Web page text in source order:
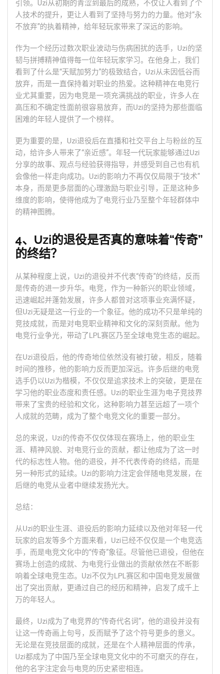
引领。Uzi从初期的青涩到最后的成熟，不仅让人看到了个
人技术的提升，更让人看到了坚持与努力的力量。他对“永
不放弃”的执着精神，给年轻玩家带来了深远的影响。
作为一个经历过数次职业波动与伤病困扰的选手，Uzi的坚
韧与拼搏精神值得每一位年轻玩家学习。在他身上，我们
看到了什么是“天赋加努力”的极致结合，Uzi从未因低谷而
放弃，而是一直保持着对职业的热爱。这种精神在电竞行
业尤其重要，因为电竞是一项充满挑战的职业，许多人在
高压和不确定性面前很容易放弃，而Uzi的坚持为那些面临
困难的年轻人提供了一个榜样。
更为重要的是，Uzi退役后在直播和社交平台上与粉丝的互
动，给许多人带来了“亲近感”。年轻一代玩家能够通过Uzi
分享的故事、观点与经验获得指导，并感受到自己也有机
会像他一样走向成功。Uzi的影响力不再仅仅局限于“技术”
本身，而是更多层面的心理激励与职业引导，正是这种多
维度的影响，使得他成为了电竞行业乃至整个年轻群体中
的精神图腾。
4、Uzi的退役是否真的意味着“传奇”
的终结？
从某种程度上说，Uzi的退役并不代表“传奇”的终结，反而
是传奇的进一步升华。电竞，作为一种新兴的职业领域，
迅速崛起并蓬勃发展，许多人都曾对这项事业充满怀疑，
但Uzi无疑是这一行业的一个象征。他的成功不只是单纯的
竞技成就，而是对电竞职业精神和文化的深刻贡献。他为
电竞行业争光，带动了LPL赛区乃至全球电竞生态的崛起。
在Uzi退役后，他的传奇地位依然没有被打破，相反，随着
时间的推移，他的影响力反而更加深远。许多后继的电竞
选手仍以Uzi为楷模，不仅仅是追求技术上的突破，更是在
学习他的职业态度和责任感。Uzi的职业生涯为电子竞技界
带来了宝贵的经验和文化，这种影响力甚至远超了一项个
人成就的范畴，成为了整个电竞文化的重要一部分。
总的来说，Uzi的传奇不仅仅体现在赛场上，他的职业生
涯、精神风貌、对电竞行业的贡献，都让他成为了这一时
代的标志性人物。他的退役，并不代表传奇的终结，而是
另一种形式的延续。Uzi的影响力注定会伴随电竞发展，在
后继的电竞从业者中继续发扬光大。
总结：
从Uzi的职业生涯、退役后的影响力延续以及他对年轻一代
玩家的启发等多个方面来看，Uzi已经不仅仅是一个电竞选
手，而是电竞文化中的“传奇”象征。尽管他已退役，但他在
赛场上创造的成就、为电竞行业做出的贡献依然在不断影
响着全球电竞生态。Uzi不仅为LPL赛区和中国电竞发展做
出了突出贡献，更通过自己的经历和精神，启发了成千上
万的年轻人。
最终，Uzi成为了电竞界的“传奇代名词”，他的退役并没有
让这一传奇画上句号，反而赋予了这个符号更多的意义。
无论是在竞技层面的成就，还是在个人精神层面的传承，
Uzi都成为了中国乃至全球电竞文化中的不可磨灭的存在，
他的名字注定会与电竞的历史紧密相连。